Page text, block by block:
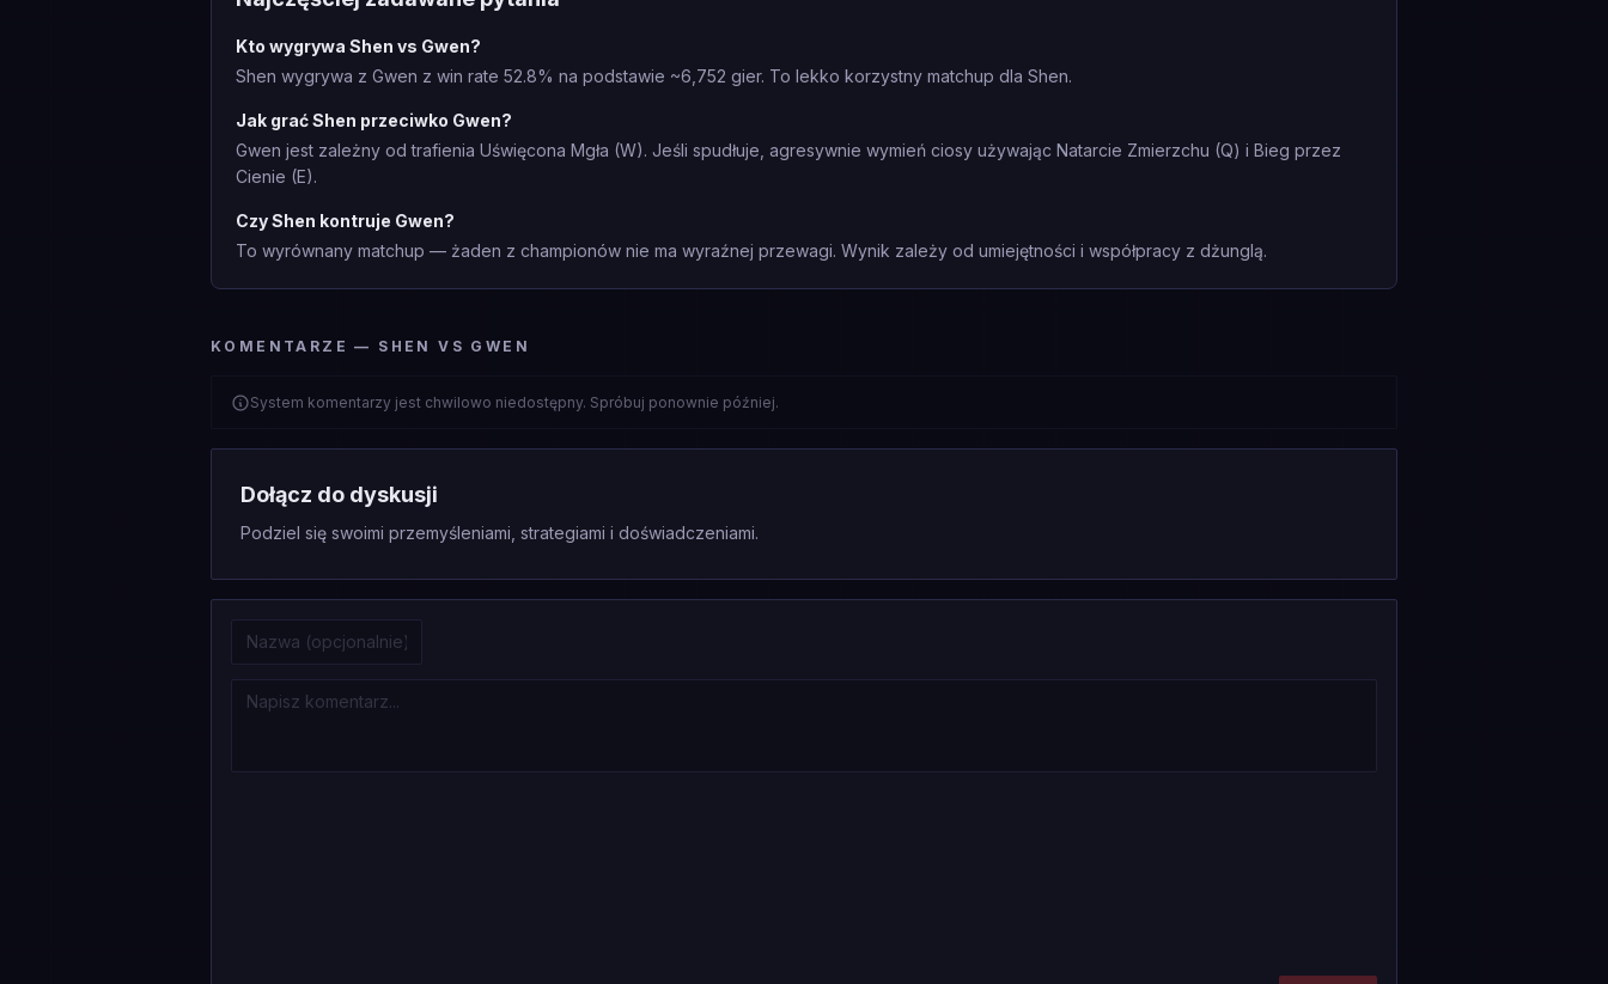
Kto wygrywa Shen vs Gwen?
Shen wygrywa z Gwen z win rate 52.8% na podstawie ~6,752 gier. To lekko korzystny matchup dla Shen.
Jak grać Shen przeciwko Gwen?
Gwen jest zależny od trafienia Uświęcona Mgła (W). Jeśli spudłuje, agresywnie wymień ciosy używając Natarcie Zmierzchu (Q) i Bieg przez
Cienie (E).
Czy Shen kontruje Gwen?
To wyrównany matchup — żaden z championów nie ma wyraźnej przewagi. Wynik zależy od umiejętności i współpracy z dżunglą.
KOMENTARZE — SHEN VS GWEN
System komentarzy jest chwilowo niedostępny. Spróbuj ponownie później.
Dołącz do dyskusji
Podziel się swoimi przemyśleniami, strategiami i doświadczeniami.